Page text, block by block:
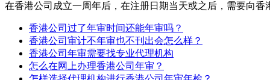
在香港公司成立一周年后，在注册日期当天或之后，需要向香
香港公司过了年审时间还能年审吗？
香港公司审计不年审也不刊出会怎么样？
香港公司年审需要找专业代理机构
怎么在网上办理香港公司年审？